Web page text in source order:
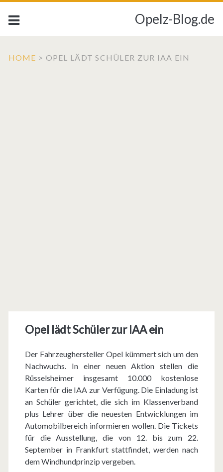
Opelz-Blog.de
HOME > OPEL LÄDT SCHÜLER ZUR IAA EIN
Opel lädt Schüler zur IAA ein
Der Fahrzeughersteller Opel kümmert sich um den
Nachwuchs. In einer neuen Aktion stellen die
Rüsselsheimer insgesamt 10.000 kostenlose
Karten für die IAA zur Verfügung. Die Einladung ist
an Schüler gerichtet, die sich im Klassenverband
plus Lehrer über die neuesten Entwicklungen im
Automobilbereich informieren wollen. Die Tickets
für die Ausstellung, die von 12. bis zum 22.
September in Frankfurt stattfindet, werden nach
dem Windhundprinzip vergeben.